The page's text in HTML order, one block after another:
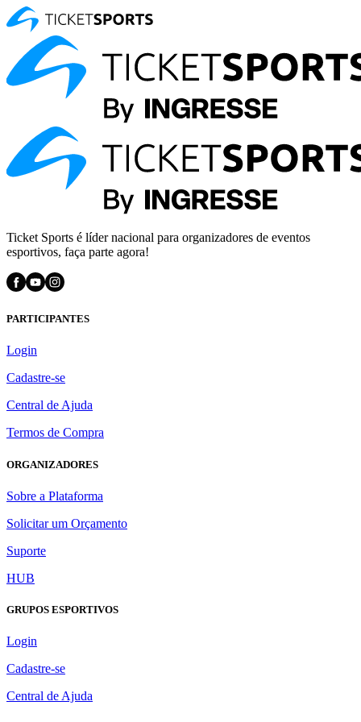
Ticket Sports é líder nacional para organizadores de eventos
esportivos, faça parte agora!
PARTICIPANTES
Login
Cadastre-se
Central de Ajuda
Termos de Compra
ORGANIZADORES
Sobre a Plataforma
Solicitar um Orçamento
Suporte
HUB
GRUPOS ESPORTIVOS
Login
Cadastre-se
Central de Ajuda